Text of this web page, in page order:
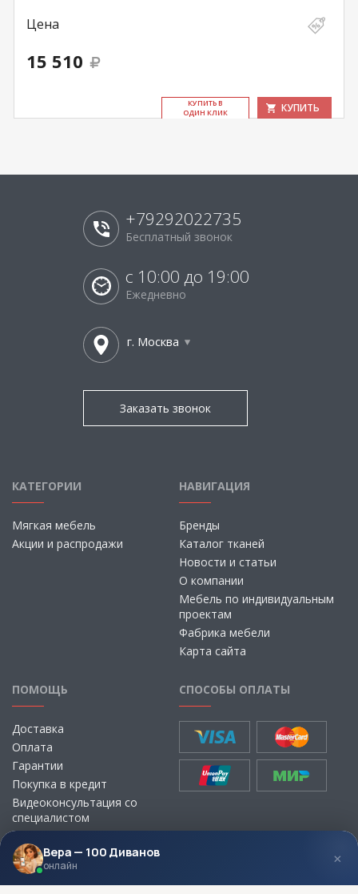
Цена
15 510
КУ­ПИТЬ В
ОДИН КЛИК
КУПИТЬ
+79292022735
Бесплатный звонок
с 10:00 до 19:00
Ежедневно
г. Москва
Заказать звонок
КАТЕГОРИИ
Мягкая мебель
Акции и распродажи
НАВИГАЦИЯ
Бренды
Каталог тканей
Новости и статьи
О компании
Мебель по индивидуальным
проектам
Фабрика мебели
Карта сайта
ПОМОЩЬ
Доставка
Оплата
Гарантии
Покупка в кредит
Видеоконсультация со
специалистом
Выбор ткани для мебели без
визита в магазин
СПОСОБЫ ОПЛАТЫ
МЫ В СОЦСЕТЯХ КОНТАКТЫ
Вера — 100 Диванов
онлайн ×